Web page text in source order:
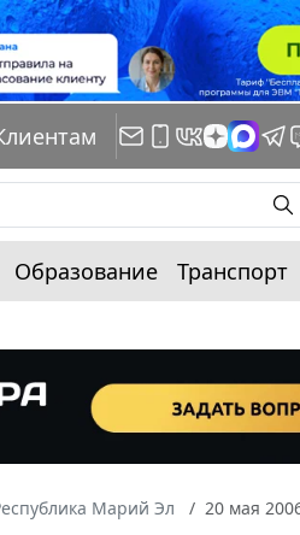
Образование Транспорт
Марий Эл 20 мая